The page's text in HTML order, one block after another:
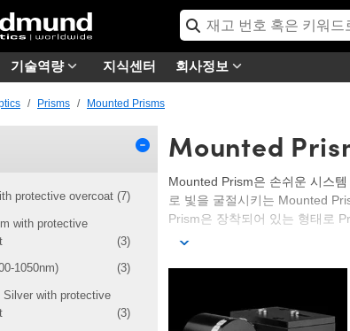
기술역량 지식센터 회사정보
Prisms Mounted Prisms
protective overcoat (7)
with protective
(3)
1050nm) (3)
Silver with protective
(3)
Mounted
Mounted Prism은 손쉬운 시스
로 빛을 굴절시키는 Mounted
Prism은 장착되어 있는 형태로
Edmund Optics는 Mounted
니다. 하우징은 ¼-20, M14 x
Prism Pair는 2:1 - 6:1의 배율
호환성을 제공합니다.